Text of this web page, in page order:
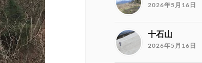
2026年5月16日
十石山
2026年5月16日